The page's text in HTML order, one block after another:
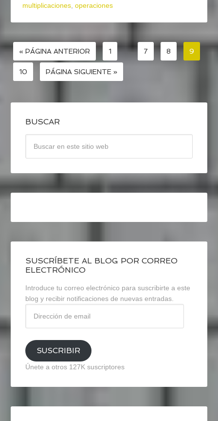
multiplicaciones ,operaciones
« PÁGINA ANTERIOR 1 … 7 8 9
10 PÁGINA SIGUIENTE »
BUSCAR
SUSCRÍBETE AL BLOG POR CORREO
ELECTRÓNICO
Introduce tu correo electrónico para suscribirte a este
blog y recibir notificaciones de nuevas entradas.
email
SUSCRIBIR
Únete a otros 127K suscriptores